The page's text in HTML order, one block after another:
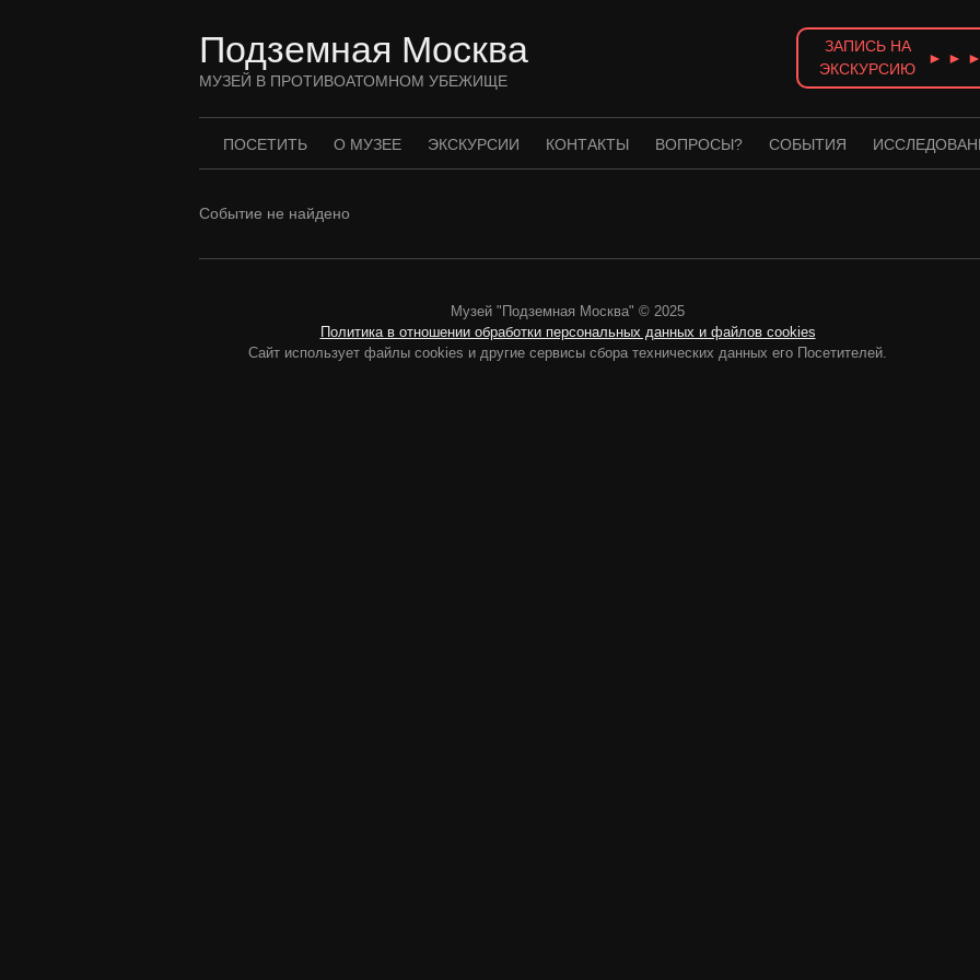
Подземная Москва
МУЗЕЙ В ПРОТИВОАТОМНОМ УБЕЖИЩЕ
ЗАПИСЬ НА
ЭКСКУРСИЮ
► ►
ПОСЕТИТЬ О МУЗЕЕ ЭКСКУРСИИ КОНТАКТЫ ВОПРОСЫ? СОБЫТИЯ
Событие не найдено
Музей "Подземная Москва" © 2025
Политика в отношении обработки персональных данных и файлов cookies
Сайт использует файлы cookies и другие сервисы сбора технических данных его Посетителей.